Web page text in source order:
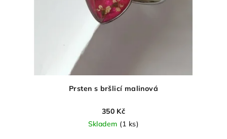
Prsten s bršlicí malinová
350 Kč
Skladem (1 ks)